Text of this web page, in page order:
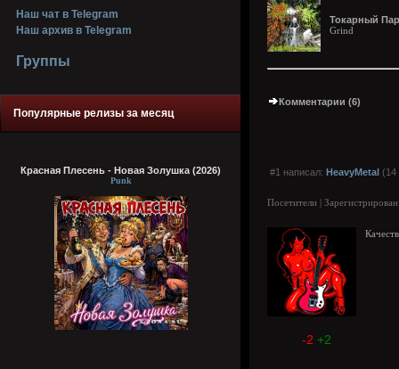
Наш чат в Telegram
Наш архив в Telegram
Группы
Популярные релизы за месяц
Красная Плесень - Новая Золушка (2026)
Punk
Токарный
Grind
Комментарии (6)
#1 написал: HeavyMetal (14
Посетители |
-2 +2